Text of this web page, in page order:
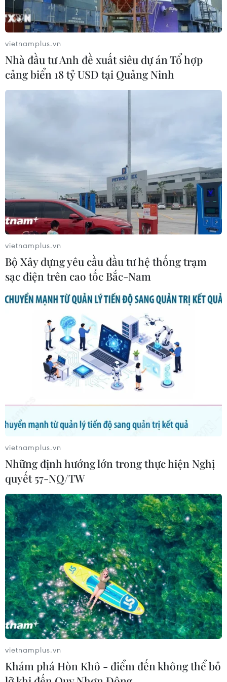
vietnamplus.vn
Nhà đầu tư Anh đề xuất siêu dự án Tổ hợp
cảng biển 18 tỷ USD tại Quảng Ninh
vietnamplus.vn
Bộ Xây dựng yêu cầu đầu tư hệ thống trạm
sạc điện trên cao tốc Bắc-Nam
vietnamplus.vn
Những định hướng lớn trong thực hiện Nghị
quyết 57-NQ/TW
vietnamplus.vn
Khám phá Hòn Khô - điểm đến không thể bỏ